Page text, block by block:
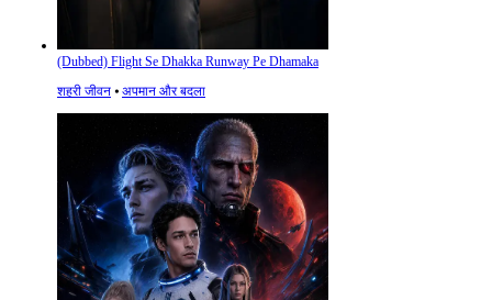
(Dubbed) Flight Se Dhakka Runway Pe Dhamaka
शहरी जीवन ⦁ अपमान और बदला